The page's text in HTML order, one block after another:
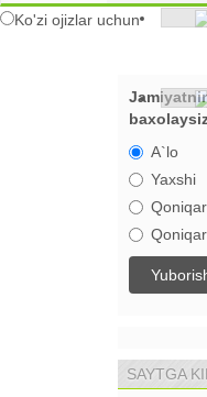
Ko'zi ojizlar uchun
A`lo
Yaxshi
SAYTGA